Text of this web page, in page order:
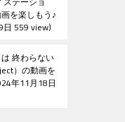
を楽しもう♪
559 view
は 終わらない
）の動画を
年11月18日